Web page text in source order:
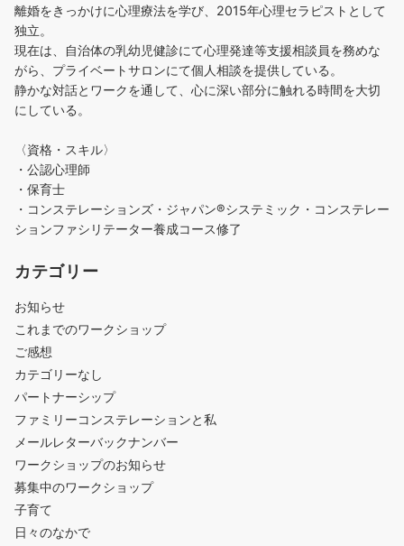
離婚をきっかけに心理療法を学び、2015年心理セラピストとして
独立。
現在は、自治体の乳幼児健診にて心理発達等支援相談員を務めな
がら、プライベートサロンにて個人相談を提供している。
静かな対話とワークを通して、心に深い部分に触れる時間を大切
にしている。
〈資格・スキル〉
・公認心理師
・保育士
・コンステレーションズ・ジャパン®︎システミック・コンステレー
ションファシリテーター養成コース修了
カテゴリー
お知らせ
これまでのワークショップ
ご感想
カテゴリーなし
パートナーシップ
ファミリーコンステレーションと私
メールレターバックナンバー
ワークショップのお知らせ
募集中のワークショップ
子育て
日々のなかで